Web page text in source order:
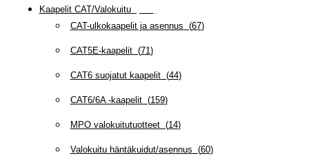
Kaapelit CAT/Valokuitu(
CAT-ulkokaapelit ja asennus (67)
CAT5E-kaapelit(71)
CAT6 suojatut kaapelit(44)
CAT6/6A -kaapelit(159)
MPO valokuitutuotteet(14)
Valokuitu häntäkuidut/asennus (60)